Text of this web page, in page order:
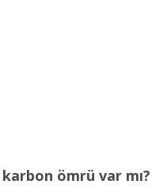
ömrü var mı?